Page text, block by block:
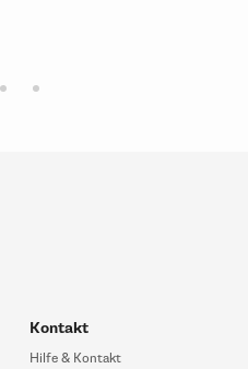
Kontakt
Hilfe & Kontakt